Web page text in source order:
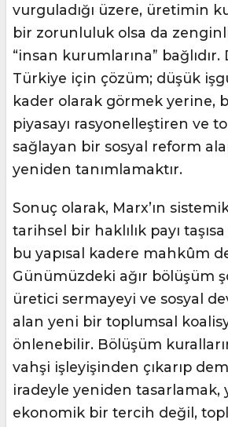
vurguladığı üzere, üretimin
bir zorunluluk olsa da
“insan kurumlarına” bağlıdır.
Türkiye için çözüm; düşük
kader olarak görmek yerine,
piyasayı rasyonelleştiren ve
sağlayan bir sosyal reform
yeniden tanımlamaktır.
Sonuç olarak, Marx’ın
tarihsel bir haklılık payı
bu yapısal kadere mahkûm
Günümüzdeki ağır bölüşüm
üretici sermayeyi ve sosyal
alan yeni bir toplumsal
önlenebilir. Bölüşüm
vahşi işleyişinden çıkarıp
iradeyle yeniden tasarlamak,
ekonomik bir tercih değil,